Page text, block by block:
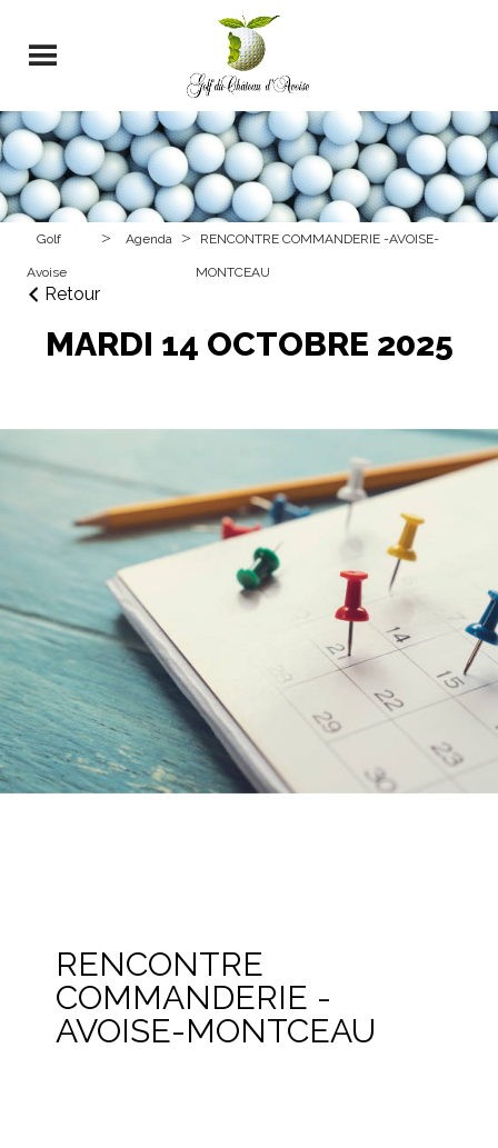
Golf
Avoise
> Agenda > RENCONTRE COMMANDERIE -AVOISE-
MONTCEAU
Retour
MARDI 14 OCTOBRE 2025
RENCONTRE
COMMANDERIE -
AVOISE-MONTCEAU